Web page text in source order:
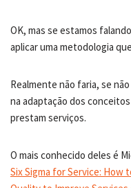
OK, mas se estamos
aplicar uma metodologia
Realmente não faria, se
na adaptação dos
prestam serviços.
O mais conhecido deles é
Six Sigma for Service: How